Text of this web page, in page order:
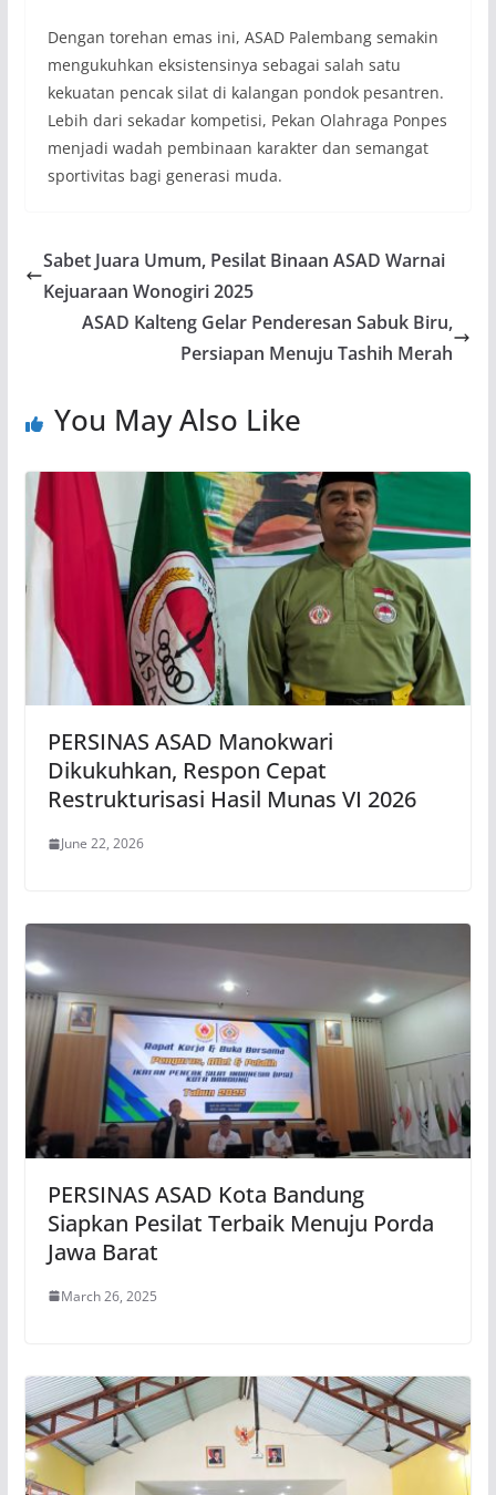
Dengan torehan emas ini, ASAD Palembang semakin
mengukuhkan eksistensinya sebagai salah satu
kekuatan pencak silat di kalangan pondok pesantren.
Lebih dari sekadar kompetisi, Pekan Olahraga Ponpes
menjadi wadah pembinaan karakter dan semangat
sportivitas bagi generasi muda.
Sabet Juara Umum, Pesilat Binaan ASAD Warnai
Kejuaraan Wonogiri 2025
ASAD Kalteng Gelar Penderesan Sabuk Biru,
Persiapan Menuju Tashih Merah
You May Also Like
PERSINAS ASAD Manokwari
Dikukuhkan, Respon Cepat
Restrukturisasi Hasil Munas VI 2026
June 22, 2026
PERSINAS ASAD Kota Bandung
Siapkan Pesilat Terbaik Menuju Porda
Jawa Barat
March 26, 2025